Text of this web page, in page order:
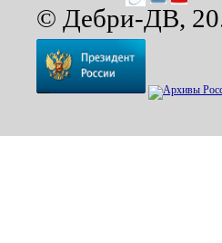
© Дебри-ДВ,